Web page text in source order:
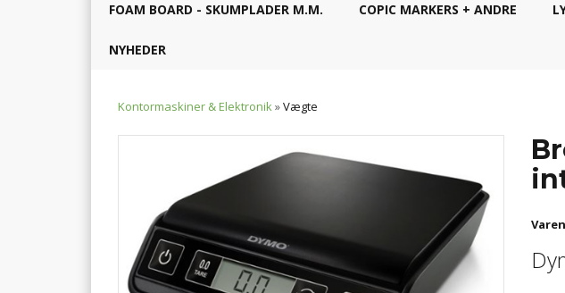
FOAM BOARD - SKUMPLADER M.M. COPIC MARKERS + ANDRE
NYHEDER
Kontormaskiner & Elektronik»Vægte